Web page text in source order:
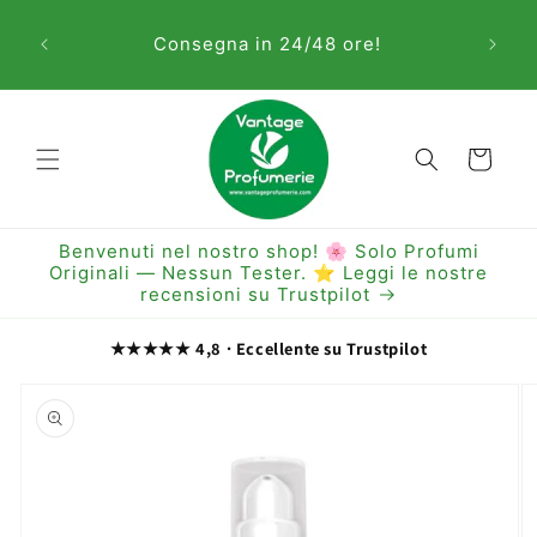
ai contenuti
Consegna in 24/48 ore!
Carrello
Benvenuti nel nostro shop! 🌸 Solo Profumi
Originali — Nessun Tester. ⭐ Leggi le nostre
recensioni su Trustpilot
★★★★★ 4,8 · Eccellente su Trustpilot
informazioni
sul prodotto